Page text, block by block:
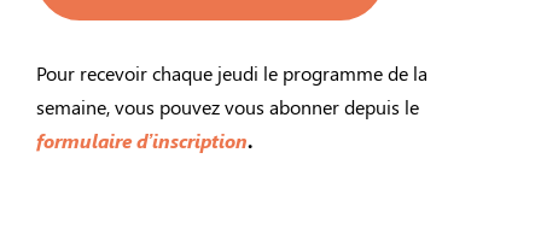
Pour recevoir chaque jeudi le programme de la
semaine, vous pouvez vous abonner depuis le
formulaire d’inscription.